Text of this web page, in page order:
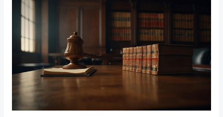
Obowiązek
zbadania
sąd
pod
kątem
sankcji